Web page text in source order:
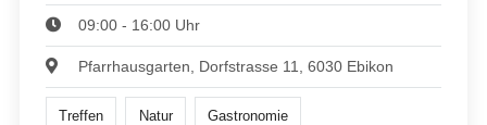
09:00 - 16:00 Uhr
Pfarrhausgarten, Dorfstrasse 11, 6030 Ebikon
Treffen Natur Gastronomie